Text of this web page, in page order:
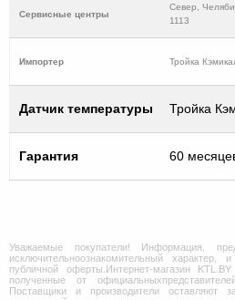
Cервисные центры
Север,
1113
Импортер Тройка
Датчик температуры Тройка
Гарантия 60
Уважаемые покупатели! Информация,
исключительноознакомительный
публичной оферты.Интернет-магазин
полученные от
Поставщики и производители оставляют